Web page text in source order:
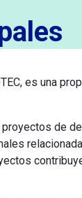
es una
de